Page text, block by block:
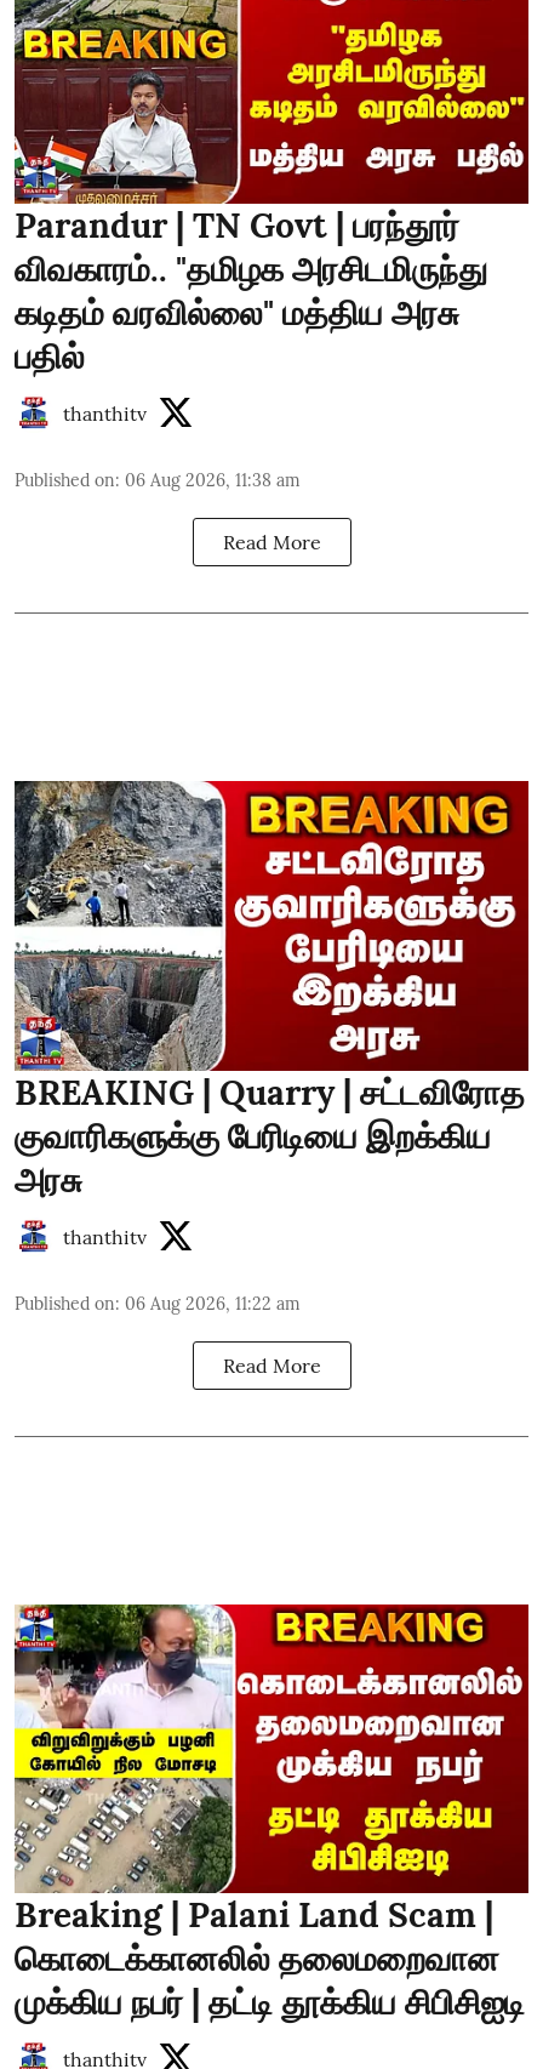
Parandur | TN Govt | பரந்தூர்
விவகாரம்.. "தமிழக அரசிடமிருந்து
கடிதம் வரவில்லை" மத்திய அரசு
பதில்
thanthitv
Published on: 06 Aug 2026, 11:38 am
Read More
BREAKING | Quarry | சட்டவிரோத
குவாரிகளுக்கு பேரிடியை இறக்கிய
அரசு
thanthitv
Published on: 06 Aug 2026, 11:22 am
Read More
Breaking | Palani Land Scam |
கொடைக்கானலில் தலைமறைவான
முக்கிய நபர் | தட்டி தூக்கிய சிபிசிஐடி
thanthitv